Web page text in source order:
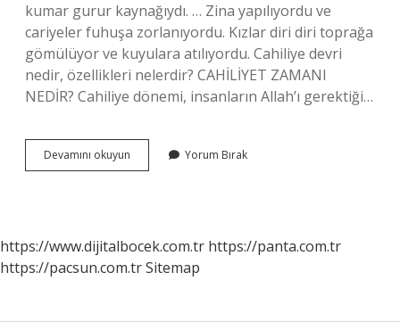
kumar gurur kaynağıydı. … Zina yapılıyordu ve
cariyeler fuhuşa zorlanıyordu. Kızlar diri diri toprağa
gömülüyor ve kuyulara atılıyordu. Cahiliye devri
nedir, özellikleri nelerdir? CAHİLİYET ZAMANI
NEDİR? Cahiliye dönemi, insanların Allah’ı gerektiği…
Devamını okuyun
Ahlakı
Yorum Bırak
https://www.dijitalbocek.com.tr https://panta.com.tr
https://pacsun.com.trSitemap